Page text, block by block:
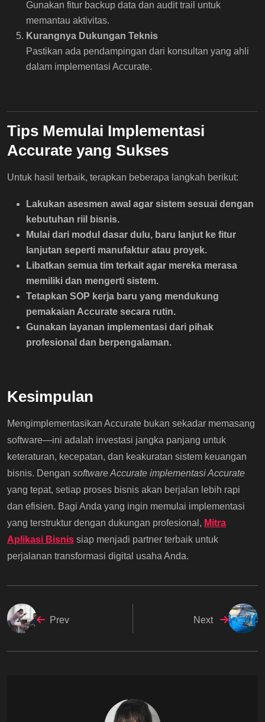
Gunakan fitur backup data dan audit trail untuk
memantau aktivitas.
Kurangnya Dukungan Teknis
Pastikan ada pendampingan dari konsultan yang ahli
dalam implementasi Accurate.
Tips Memulai Implementasi
Accurate yang Sukses
Untuk hasil terbaik, terapkan beberapa langkah berikut:
Lakukan asesmen awal agar sistem sesuai dengan
kebutuhan riil bisnis.
Mulai dari modul dasar dulu, baru lanjut ke fitur
lanjutan seperti manufaktur atau proyek.
Libatkan semua tim terkait agar mereka merasa
memiliki dan mengerti sistem.
Tetapkan SOP kerja baru yang mendukung
pemakaian Accurate secara rutin.
Gunakan layanan implementasi dari pihak
profesional dan berpengalaman.
Kesimpulan
Mengimplementasikan Accurate bukan sekadar memasang
software—ini adalah investasi jangka panjang untuk
keteraturan, kecepatan, dan keakuratan sistem keuangan
bisnis. Dengan software Accurate implementasi Accurate
yang tepat, setiap proses bisnis akan berjalan lebih rapi
dan efisien. Bagi Anda yang ingin memulai implementasi
yang terstruktur dengan dukungan profesional, Mitra
Aplikasi Bisnis siap menjadi partner terbaik untuk
perjalanan transformasi digital usaha Anda.
Prev Next